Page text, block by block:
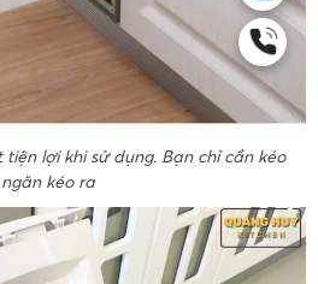
lợi khi sử dụng. Bạn chỉ cần kéo
ngăn kéo ra